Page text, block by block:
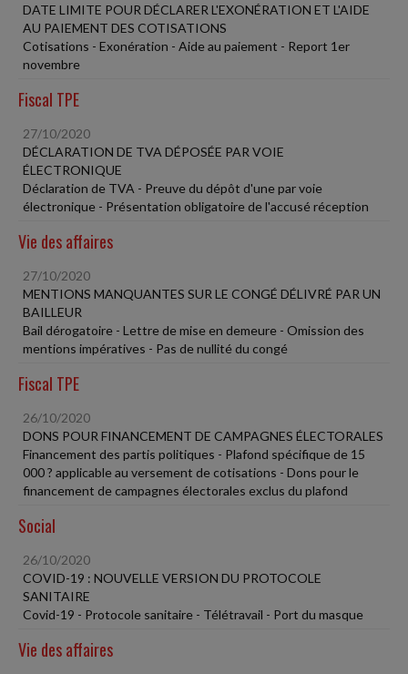
DATE LIMITE POUR DÉCLARER L'EXONÉRATION ET L'AIDE
AU PAIEMENT DES COTISATIONS
Cotisations - Exonération - Aide au paiement - Report 1er
novembre
Fiscal TPE
27/10/2020
DÉCLARATION DE TVA DÉPOSÉE PAR VOIE
ÉLECTRONIQUE
Déclaration de TVA - Preuve du dépôt d'une par voie
électronique - Présentation obligatoire de l'accusé réception
Vie des affaires
27/10/2020
MENTIONS MANQUANTES SUR LE CONGÉ DÉLIVRÉ PAR UN
BAILLEUR
Bail dérogatoire - Lettre de mise en demeure - Omission des
mentions impératives - Pas de nullité du congé
Fiscal TPE
26/10/2020
DONS POUR FINANCEMENT DE CAMPAGNES ÉLECTORALES
Financement des partis politiques - Plafond spécifique de 15
000 ? applicable au versement de cotisations - Dons pour le
financement de campagnes électorales exclus du plafond
Social
26/10/2020
COVID-19 : NOUVELLE VERSION DU PROTOCOLE
SANITAIRE
Covid-19 - Protocole sanitaire - Télétravail - Port du masque
Vie des affaires